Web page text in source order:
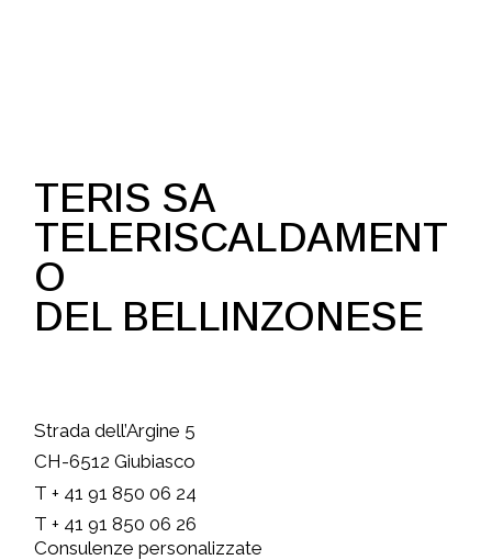
TERIS SA
TELERISCALDAMENT
O
DEL BELLINZONESE
Strada dell’Argine 5
CH-6512 Giubiasco
T + 41 91 850 06 24
T + 41 91 850 06 26
Consulenze personalizzate